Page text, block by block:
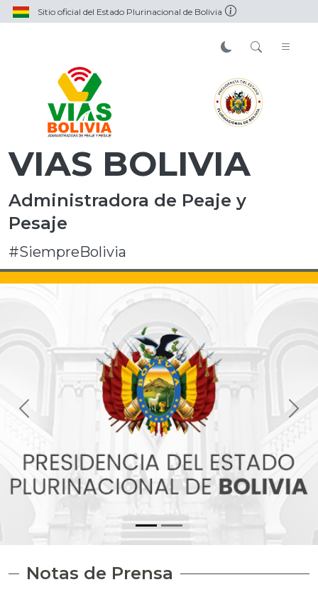
Sitio oficial del Estado Plurinacional de Bolivia
VIAS BOLIVIA
Administradora de Peaje y
Pesaje
#SiempreBolivia
Notas de Prensa